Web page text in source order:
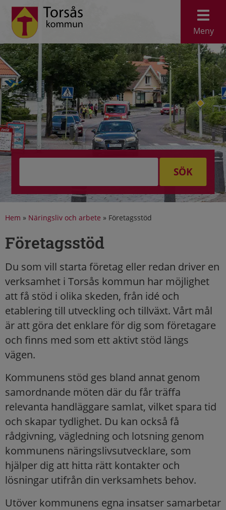
Meny
SÖK
Hem » Näringsliv och arbete » Företagsstöd
Företagsstöd
Du som vill starta företag eller redan driver en
verksamhet i Torsås kommun har möjlighet
att få stöd i olika skeden, från idé och
etablering till utveckling och tillväxt. Vårt mål
är att göra det enklare för dig som företagare
och finns med som ett aktivt stöd längs
vägen.
Kommunens stöd ges bland annat genom
samordnande möten där du får träffa
relevanta handläggare samlat, vilket spara tid
och skapar tydlighet. Du kan också få
rådgivning, vägledning och lotsning genom
kommunens näringslivsutvecklare, som
hjälper dig att hitta rätt kontakter och
lösningar utifrån din verksamhets behov.
Utöver kommunens egna insatser samarbetar